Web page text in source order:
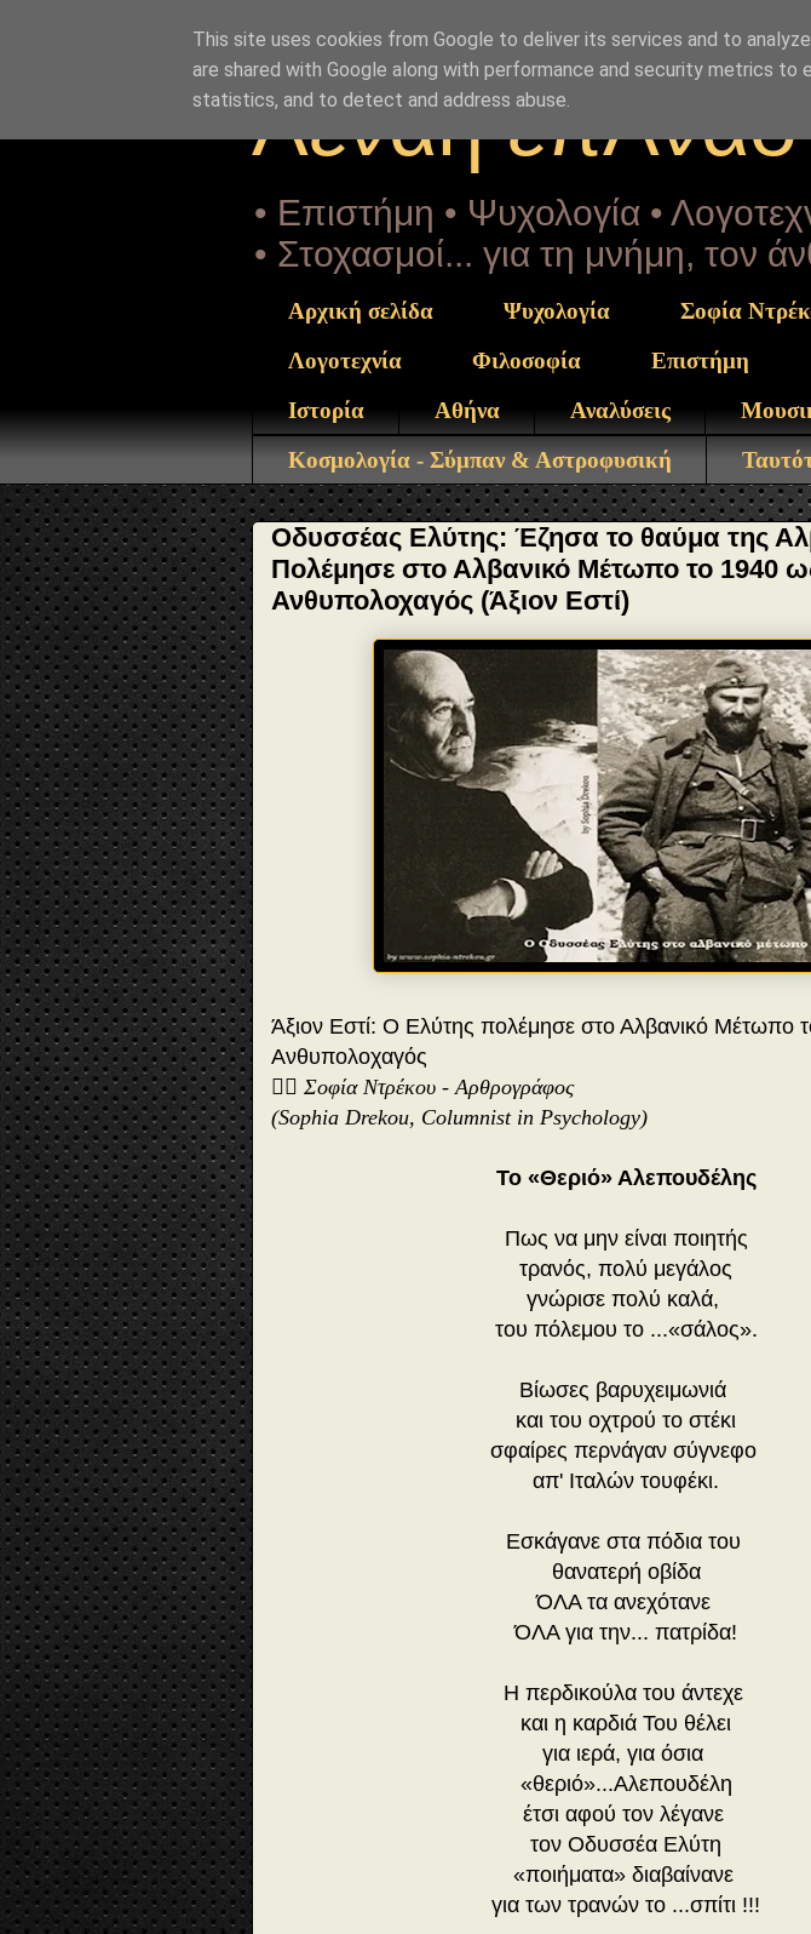
Αέναη
• Επιστήμη • Ψυχολογία •
• Στοχασμοί... για τη μνήμη, τον
Αρχική σελίδα Ψυχολογία Σοφία
Λογοτεχνία
Φιλοσοφία Επιστήμη
Ιστορία
Αθήνα Αναλύσεις
Κοσμολογία - Σύμπαν & Αστροφυσική
Οδυσσέας Ελύτης: Έζησα το θαύμα της
Πολέμησε στο Αλβανικό Μέτωπο το 1940
Ανθυπολοχαγός (Άξιον Εστί)
Άξιον Εστί: Ο Ελύτης πολέμησε στο Αλβανικό Μέτωπο
Ανθυπολοχαγός
✍🏻 Σοφία Ντρέκου - Αρθρογράφος
(Sophia Drekou, Columnist in Psychology)
Το «Θεριό» Αλεπουδέλης
Πως να μην είναι ποιητής
τρανός, πολύ μεγάλος
γνώρισε πολύ καλά,
του πόλεμου το ...«σάλος».
Βίωσες βαρυχειμωνιά
και του οχτρού το στέκι
σφαίρες περνάγαν σύγνεφο
απ' Ιταλών τουφέκι.
Εσκάγανε στα πόδια του
θανατερή οβίδα
ΌΛΑ τα ανεχότανε
ΌΛΑ για την... πατρίδα!
Η περδικούλα του άντεχε
και η καρδιά Του θέλει
για ιερά, για όσια
«θεριό»...Αλεπουδέλη
έτσι αφού τον λέγανε
τον Οδυσσέα Ελύτη
«ποιήματα» διαβαίνανε
για των τρανών το ...σπίτι !!!
This site uses cookies from Google to deliver its services and to
are shared with Google along with performance and security metrics to
statistics, and to detect and address abuse.